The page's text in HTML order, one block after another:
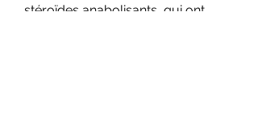
stéroïdes anabolisants, qui ont.